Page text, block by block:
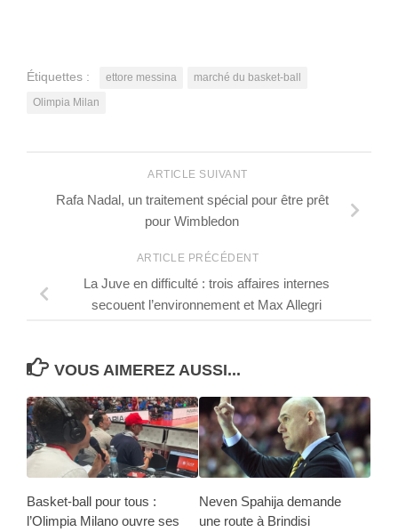
Étiquettes : ettore messina
marché du basket-ball
Olimpia Milan
ARTICLE SUIVANT
Rafa Nadal, un traitement spécial pour être prêt
pour Wimbledon
ARTICLE PRÉCÉDENT
La Juve en difficulté : trois affaires internes
secouent l’environnement et Max Allegri
VOUS AIMEREZ AUSSI...
Basket-ball pour tous :
l’Olimpia Milano ouvre ses
Neven Spahija demande
une route à Brindisi